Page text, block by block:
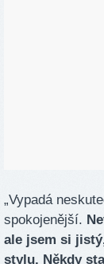
„Vypadá
spokojenější.
ale jsem si
stylu. Někdy